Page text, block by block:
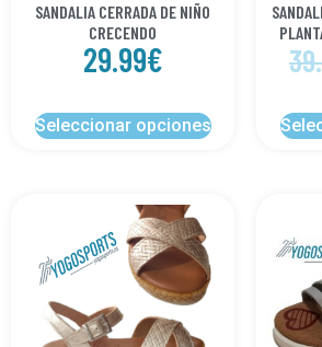
SANDALIA CERRADA DE NIÑO
CRECENDO
29.99€
Seleccionar opciones